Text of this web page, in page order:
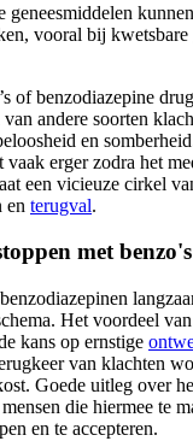
geneesmiddelen
vooral bij kwetsbare
of benzodiazepine
andere soorten
en
vaak erger zodra het
een vicieuze cirkel
en terugval.
met benzo's
Het voordeel
kans op ernstige
van klachten
Goede uitleg over
die hiermee te
en te accepteren.